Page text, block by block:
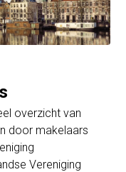
overzicht van
door makelaars
Vereniging